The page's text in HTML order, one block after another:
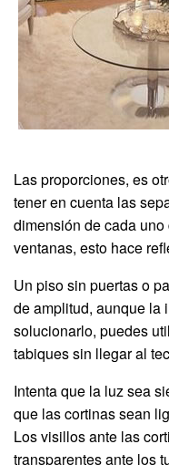
Las proporciones, es
tener en cuenta las
dimensión de cada
ventanas, esto hace
Un piso sin puertas o
de amplitud, aunque la
solucionarlo, puedes
tabiques sin llegar al
Intenta que la luz sea
que las cortinas sean
Los visillos ante las
transparentes ante los